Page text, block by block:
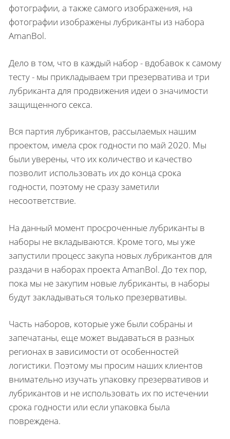
фотографии, а также самого изображения, на
фотографии изображены лубриканты из набора
AmanBol.
Дело в том, что в каждый набор - вдобавок к самому
тесту - мы прикладываем три презерватива и три
лубриканта для продвижения идеи о значимости
защищенного секса.
Вся партия лубрикантов, рассылаемых нашим
проектом, имела срок годности по май 2020. Мы
были уверены, что их количество и качество
позволит использовать их до конца срока
годности, поэтому не сразу заметили
несоответствие.
На данный момент просроченные лубриканты в
наборы не вкладываются. Кроме того, мы уже
запустили процесс закупа новых лубрикантов для
раздачи в наборах проекта AmanBol. До тех пор,
пока мы не закупим новые лубриканты, в наборы
будут закладываться только презервативы.
Часть наборов, которые уже были собраны и
запечатаны, еще может выдаваться в разных
регионах в зависимости от особенностей
логистики. Поэтому мы просим наших клиентов
внимательно изучать упаковку презервативов и
лубрикантов и не использовать их по истечении
срока годности или если упаковка была
повреждена.